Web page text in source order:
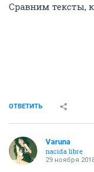
Сравним тексты,
ОТВЕТИТЬ
Varuna
nacida libre
29 ноября